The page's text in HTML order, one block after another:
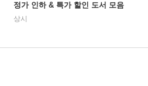
정가 인하 & 특가 할인 도서 모음
상시